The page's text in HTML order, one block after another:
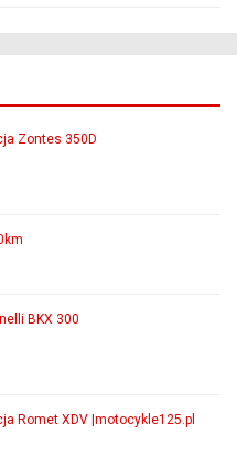
Zontes 350D
BKX 300
Romet XDV |motocykle125.pl